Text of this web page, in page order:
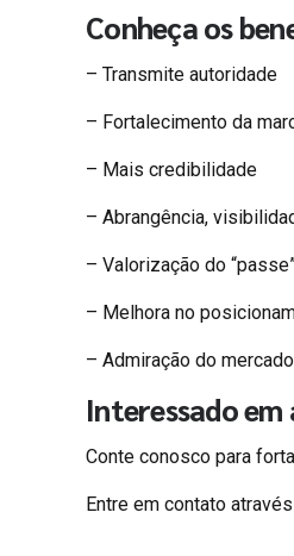
Conheça os
– Transmite autoridade
– Fortalecimento da
– Mais credibilidade
– Abrangência,
– Valorização do
– Melhora no
– Admiração do
Interessado em
Conte conosco para
Entre em contato